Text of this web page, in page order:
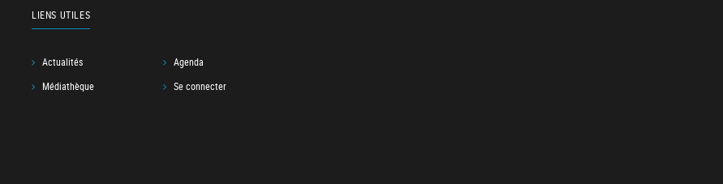
LIENS UTILES
Actualités
Agenda
Médiathèque
Se connecter